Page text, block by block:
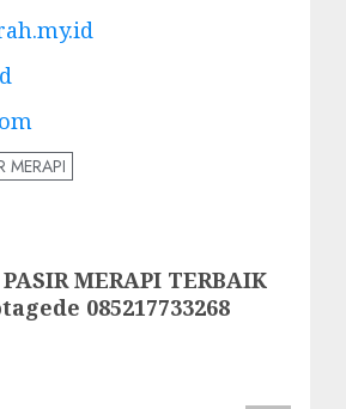
MERAPI
MERAPI TERBAIK
085217733268